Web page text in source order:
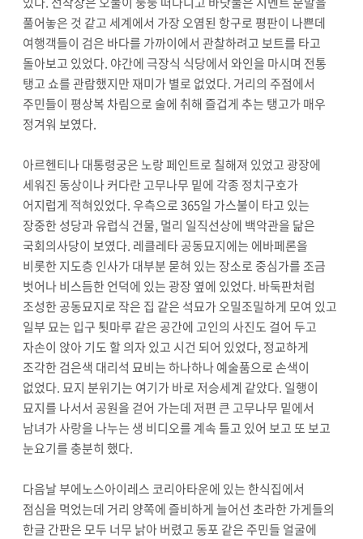
풀어놓은 것 같고 세계에서 가장 오염된 항구로 평판이 나쁜데
여행객들이 검은 바다를 가까이에서 관찰하려고 보트를 타고
돌아보고 있었다. 야간에 극장식 식당에서 와인을 마시며 전통
탱고 쇼를 관람했지만 재미가 별로 없었다. 거리의 주점에서
주민들이 평상복 차림으로 술에 취해 즐겁게 추는 탱고가 매우
정겨워 보였다.
아르헨티나 대통령궁은 노랑 페인트로 칠해져 있었고 광장에
세워진 동상이나 커다란 고무나무 밑에 각종 정치구호가
어지럽게 적혀있었다. 우측으로 365일 가스불이 타고 있는
장중한 성당과 유럽식 건물, 멀리 일직선상에 백악관을 닮은
국회의사당이 보였다. 레클레타 공동묘지에는 에바페론을
비롯한 지도층 인사가 대부분 묻혀 있는 장소로 중심가를 조금
벗어나 비스듬한 언덕에 있는 광장 옆에 있었다. 바둑판처럼
조성한 공동묘지로 작은 집 같은 석묘가 오밀조밀하게 모여 있고
일부 묘는 입구 툇마루 같은 공간에 고인의 사진도 걸어 두고
자손이 앉아 기도 할 의자 있고 시건 되어 있었다, 정교하게
조각한 검은색 대리석 묘비는 하나하나 예술품으로 손색이
없었다. 묘지 분위기는 여기가 바로 저승세계 같았다. 일행이
묘지를 나서서 공원을 걷어 가는데 저편 큰 고무나무 밑에서
남녀가 사랑을 나누는 생 비디오를 계속 틀고 있어 보고 또 보고
눈요기를 충분히 했다.
다음날 부에노스아이레스 코리아타운에 있는 한식집에서
점심을 먹었는데 거리 양쪽에 즐비하게 늘어선 초라한 가게들의
한글 간판은 모두 너무 낡아 버렸고 동포 같은 주민들 얼굴에